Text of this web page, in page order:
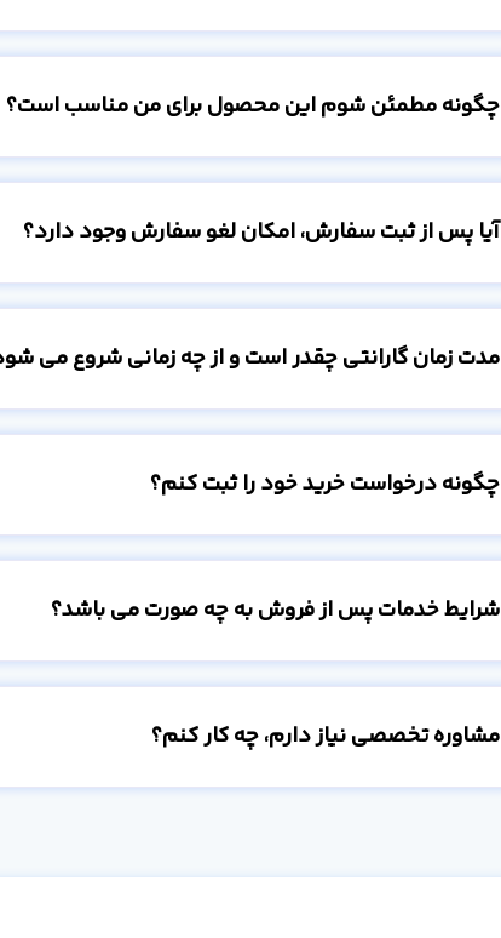
چگونه مطمئن شوم این محصول برای من مناسب است؟
آیا پس از ثبت سفارش، امکان لغو سفارش وجود دارد؟
مدت زمان گارانتی چقدر است و از چه زمانی شروع می
چگونه درخواست خرید خود را ثبت کنم؟
شرایط خدمات پس از فروش به چه صورت می باشد؟
مشاوره تخصصی نیاز دارم، چه کار کنم؟